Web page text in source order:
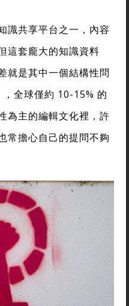
識共享平台之一，內容
這套龐大的知識資料
就是其中一個結構性問
，全球僅約 10-15% 的
為主的編輯文化裡，許
常擔心自己的提問不夠